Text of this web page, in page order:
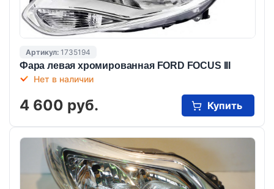
Артикул: 1735194
Фара левая хромированная FORD FOCUS III
Нет в наличии
4 600 руб. Купить